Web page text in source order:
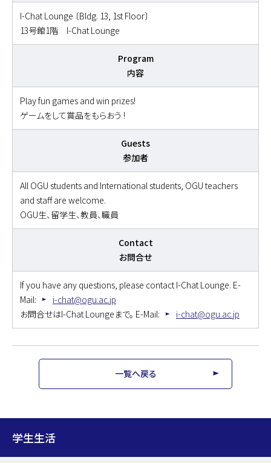
I-Chat Lounge 〔Bldg. 13, 1st Floor〕
13号館1階 I-Chat Lounge
Program
内容
Play fun games and win prizes!
ゲームをして賞品をもらおう !
Guests
参加者
All OGU students and International students, OGU teachers
and staff are welcome.
OGU生、留学生、教員、職員
Contact
お問合せ
If you have any questions, please contact I-Chat Lounge. E-
Mail:
i-chat@ogu.ac.jp
お問合せはI-Chat Loungeまで。 E-Mail:
i-chat@ogu.ac.jp
一覧へ戻る
学生生活